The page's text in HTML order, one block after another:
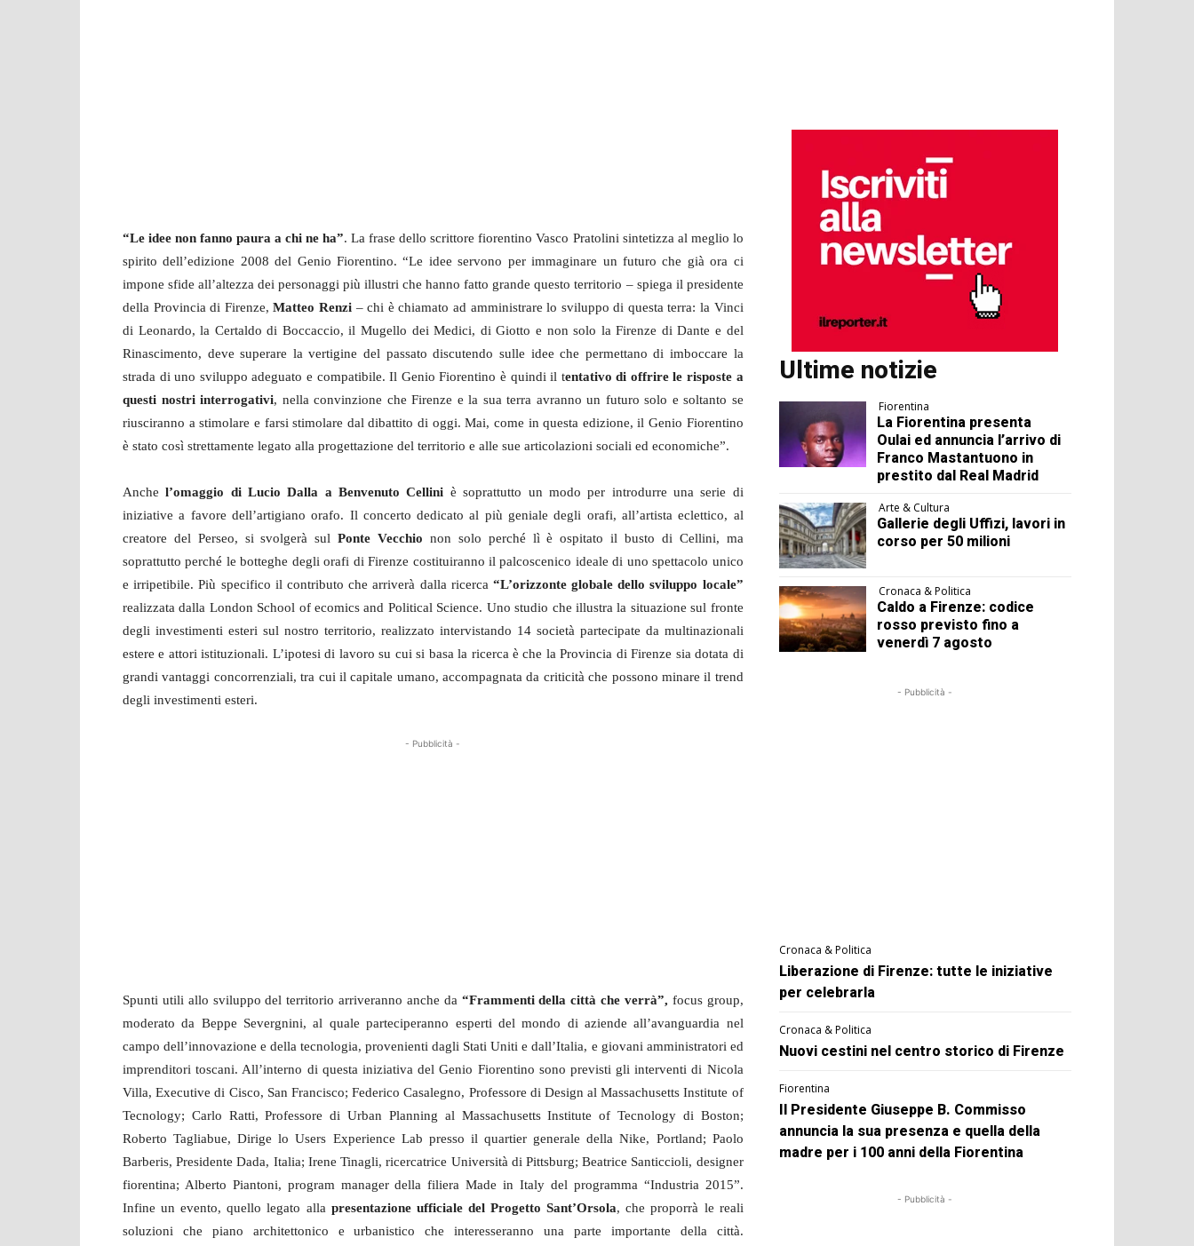
“Le idee non fanno paura a chi ne ha”. La frase dello scrittore fiorentino Vasco Pratolini sintetizza al meglio lo
spirito dell’edizione 2008 del Genio Fiorentino. “Le idee servono per immaginare un futuro che già ora ci
impone sfide all’altezza dei personaggi più illustri che hanno fatto grande questo territorio – spiega il presidente
della Provincia di Firenze,Matteo Renzi – chi è chiamato ad amministrare lo sviluppo di questa terra: la Vinci
di Leonardo, la Certaldo di Boccaccio, il Mugello dei Medici, di Giotto e non solo la Firenze di Dante e del
Rinascimento, deve superare la vertigine del passato discutendo sulle idee che permettano di imboccare la
strada di uno sviluppo adeguato e compatibile. Il Genio Fiorentino è quindi il tentativo di offrire le risposte a
questi nostri interrogativi, nella convinzione che Firenze e la sua terra avranno un futuro solo e soltanto se
riusciranno a stimolare e farsi stimolare dal dibattito di oggi. Mai, come in questa edizione, il Genio Fiorentino
è stato così strettamente legato alla progettazione del territorio e alle sue articolazioni sociali ed economiche”.
Anche l’omaggio di Lucio Dalla a Benvenuto Cellini è soprattutto un modo per introdurre una serie di
iniziative a favore dell’artigiano orafo. Il concerto dedicato al più geniale degli orafi, all’artista eclettico, al
creatore del Perseo, si svolgerà sul Ponte Vecchio non solo perché lì è ospitato il busto di Cellini, ma
soprattutto perché le botteghe degli orafi di Firenze costituiranno il palcoscenico ideale di uno spettacolo unico
e irripetibile. Più specifico il contributo che arriverà dalla ricerca“L’orizzonte globale dello sviluppo locale”
realizzata dalla London School of ecomics and Political Science. Uno studio che illustra la situazione sul fronte
degli investimenti esteri sul nostro territorio, realizzato intervistando 14 società partecipate da multinazionali
estere e attori istituzionali. L’ipotesi di lavoro su cui si basa la ricerca è che la Provincia di Firenze sia dotata di
grandi vantaggi concorrenziali, tra cui il capitale umano, accompagnata da criticità che possono minare il trend
degli investimenti esteri.
- Pubblicità -
Spunti utili allo sviluppo del territorio arriveranno anche da “Frammenti della città che verrà”,focus group,
moderato da Beppe Severgnini, al quale parteciperanno esperti del mondo di aziende all’avanguardia nel
campo dell’innovazione e della tecnologia, provenienti dagli Stati Uniti e dall’Italia, e giovani amministratori ed
imprenditori toscani. All’interno di questa iniziativa del Genio Fiorentino sono previsti gli interventi di Nicola
Villa, Executive di Cisco, San Francisco; Federico Casalegno, Professore di Design al Massachusetts Institute of
Tecnology; Carlo Ratti, Professore di Urban Planning al Massachusetts Institute of Tecnology di Boston;
Roberto Tagliabue, Dirige lo Users Experience Lab presso il quartier generale della Nike, Portland; Paolo
Barberis, Presidente Dada, Italia; Irene Tinagli, ricercatrice Università di Pittsburg; Beatrice Santiccioli, designer
fiorentina; Alberto Piantoni, program manager della filiera Made in Italy del programma “Industria 2015”.
Infine un evento, quello legato alla presentazione ufficiale del Progetto Sant’Orsola, che proporrà le reali
soluzioni che piano architettonico e urbanistico che interesseranno una parte importante della città.
Ultime notizie
Fiorentina
La Fiorentina presenta
Oulai ed annuncia l’arrivo di
Franco Mastantuono in
prestito dal Real Madrid
Arte & Cultura
Gallerie degli Uffizi, lavori in
corso per 50 milioni
Cronaca & Politica
Caldo a Firenze: codice
rosso previsto fino a
venerdì 7 agosto
- Pubblicità -
Cronaca & Politica
Liberazione di Firenze: tutte le iniziative
per celebrarla
Cronaca & Politica
Nuovi cestini nel centro storico di Firenze
Fiorentina
Il Presidente Giuseppe B. Commisso
annuncia la sua presenza e quella della
madre per i 100 anni della Fiorentina
- Pubblicità -